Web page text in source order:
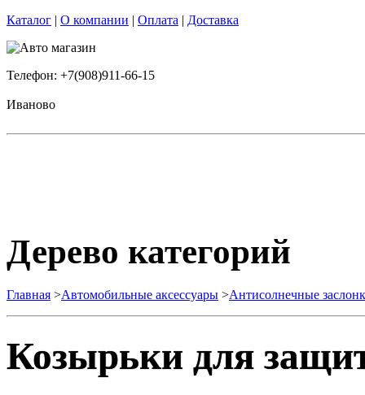
Каталог | О компании | Оплата | Доставка
Телефон: +7(908)911-66-15
Иваново
Дерево категорий
Главная >Автомобильные аксессуары >Антисолнечные
Козырьки для